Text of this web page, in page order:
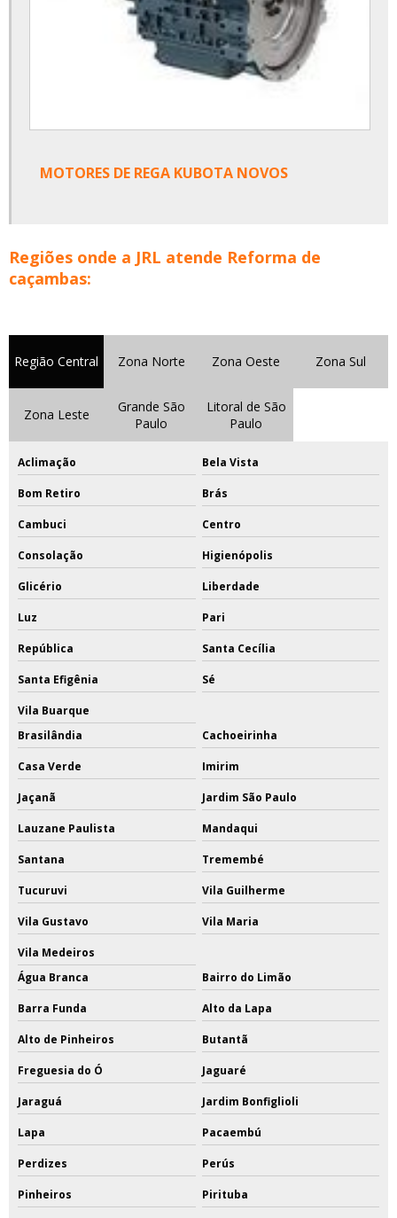
MOTORES DE REGA KUBOTA NOVOS
Regiões onde a JRL atende Reforma de
caçambas:
Região Central Zona Norte Zona Oeste Zona Sul
Zona Leste
Grande São
Paulo
Litoral de São
Paulo
Aclimação Bela Vista
Bom Retiro Brás
Cambuci Centro
Consolação Higienópolis
Glicério Liberdade
Luz Pari
República Santa Cecília
Santa Efigênia Sé
Vila Buarque
Brasilândia
Cachoeirinha
Casa Verde Imirim
Jaçanã Jardim São Paulo
Lauzane Paulista Mandaqui
Santana Tremembé
Tucuruvi Vila Guilherme
Vila Gustavo Vila Maria
Vila Medeiros
Água Branca
Bairro do Limão
Barra Funda Alto da Lapa
Alto de Pinheiros Butantã
Freguesia do Ó Jaguaré
Jaraguá Jardim Bonfiglioli
Lapa Pacaembú
Perdizes Perús
Pinheiros Pirituba